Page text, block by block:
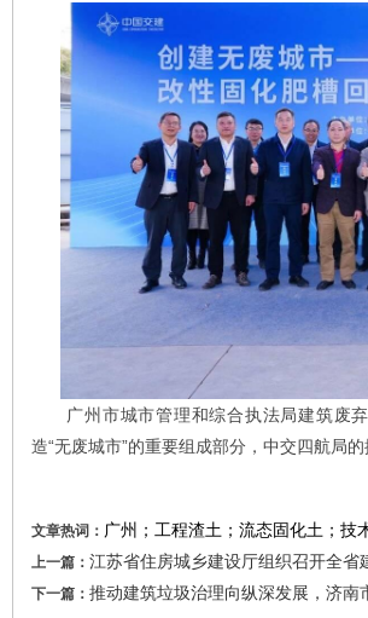
广州市城市管理和综合执法局建筑废弃
造“无废城市”的重要组成部分，中交四航局
文章热词： 广州；工程渣土；流态固化土；技
上一篇： 江苏省住房城乡建设厅组织召开全省
下一篇： 推动建筑垃圾治理向纵深发展，济南